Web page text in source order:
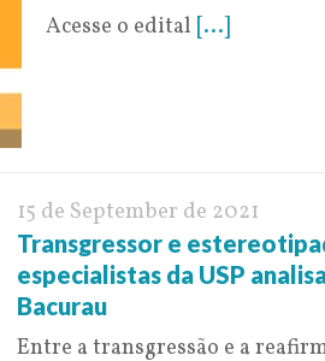
Acesse o edital [...]
15 de September de 2021
Transgressor e
especialistas da USP
Bacurau
Entre a transgressão e a